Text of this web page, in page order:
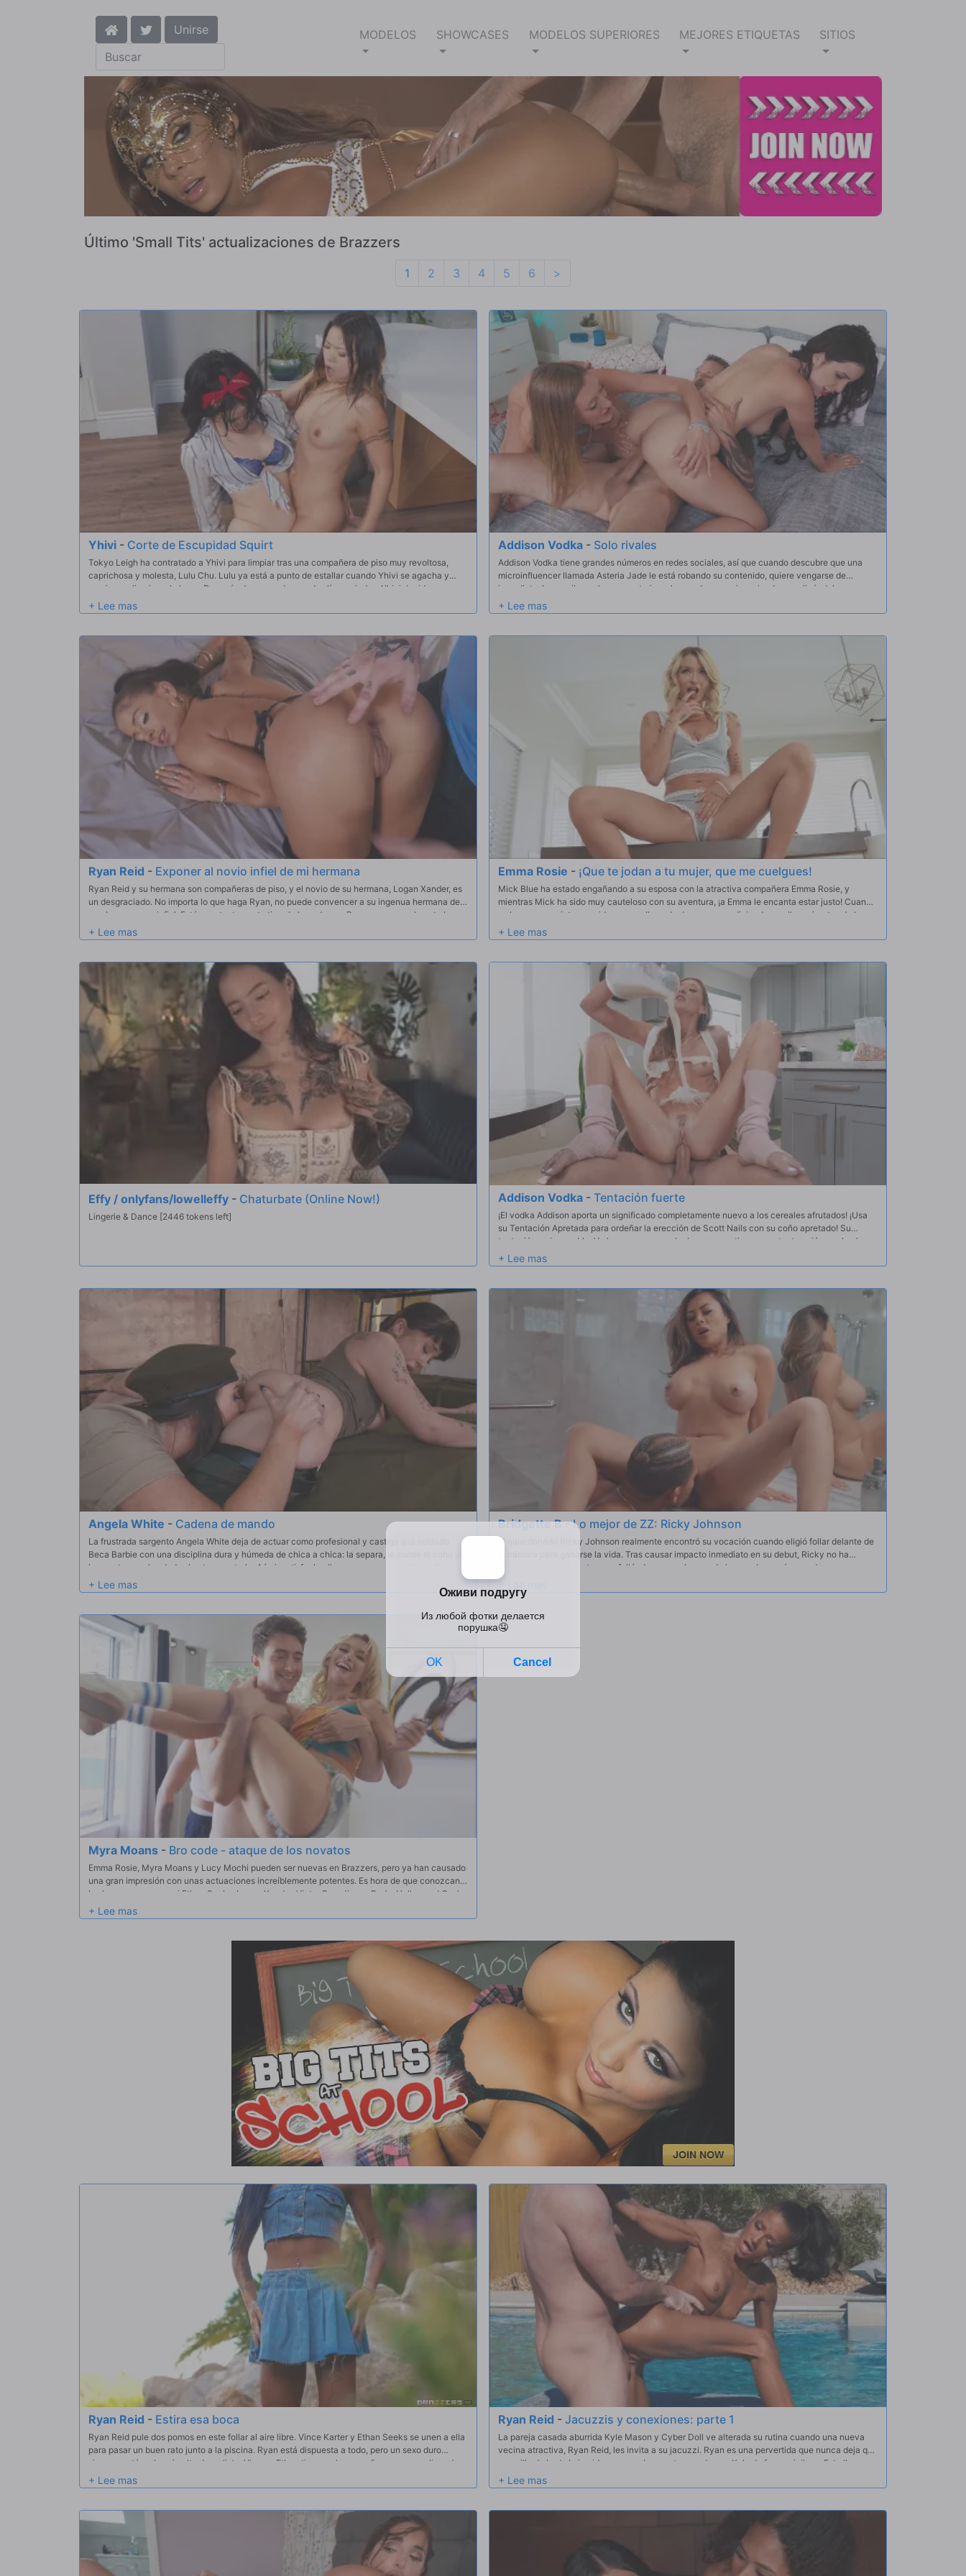
Unirse MODELOS SHOWCASES MODELOS SUPERIORES MEJORES ETIQUETAS SITIOS
Último 'Small Tits' actualizaciones de Brazzers
1 2 3 4 5 6 >
Yhivi - Corte de Escupidad Squirt
Tokyo Leigh ha contratado a Yhivi para limpiar tras una compañera de piso muy revoltosa,
caprichosa y molesta, Lulu Chu. Lulu ya está a punto de estallar cuando Yhivi se agacha y
empieza a limpiar, y lo hace. Después de un par de grandes líos mojados, Yhivi decide que
ambas pueden jugar a su juego de aguafiestas y monta un gran desastre mojado para frotarle
la cara a Lulu.
Addison Vodka - Solo rivales
Addison Vodka tiene grandes números en redes sociales, así que cuando descubre que una
microinfluencer llamada Asteria Jade le está robando su contenido, quiere vengarse de
inmediato. Le escribe en los comentarios y le manda mensajes privados, suplicándole que pare
y amenazándola con mensajes traviesos. ¡Al villano Asteria le da igual! Así que Addison y su
amigo Scott Nails aparecen en casa de Asteria; para su sorpresa, ella se muestra arrogante
sí lo ha conseguido! Addison ya ha oído suficiente; ahora, es hora de darle una lección a
Asteria sobre hacer amenazas que no puede cobrar.
Ryan Reid - Exponer al novio infiel de mi hermana
Ryan Reid y su hermana son compañeras de piso, y el novio de su hermana, Logan Xander, es
un desgraciado. No importa lo que haga Ryan, no puede convencer a su ingenua hermana de
que Logan es un infiel. Está constantemente tirando la onda con Ryan, que normalmente lo
ignora. Esta vez, sin embargo, tiene un plan audaz: va a usar sus obsesiones con el sexo anal
para exponerlo. Resulta que Logan tiene una polla enorme y sabe cómo pelear, así que Ryan se
Emma Rosie - ¡Que te jodan a tu mujer, que me cuelgues!
Mick Blue ha estado engañando a su esposa con la atractiva compañera Emma Rosie, y
mientras Mick ha sido muy cauteloso con su aventura, ¡a Emma le encanta estar justo! Cuando
su broma se ve interrumpida por una llamada de su esposa diciendo que llegará antes de lo
esperado, Mick se apresura a sacar a Emma de su casa antes de que le pillen. Emma, sin
embargo, hará todo lo posible por conseguir un sexo rápido y sucio antes de irse. Ella le
rechazar una oferta tan tentadora? ¡Pero tendrán que ser muy sigilosos con eso!
Effy / onlyfans/lowelleffy - Chaturbate (Online Now!)
Lingerie & Dance [2446 tokens left]
Addison Vodka - Tentación fuerte
¡El vodka Addison aporta un significado completamente nuevo a los cereales afrutados! ¡Usa
su Tentación Apretada para ordeñar la erección de Scott Nails con su coño apretado! Su
tentación es innegable; Verla empaparse en leche y convertirse en un tentempié es solo el
comienzo de esta aventura en bruto.
Angela White - Cadena de mando
La frustrada sargento Angela White deja de actuar como profesional y castiga a la soldado
Beca Barbie con una disciplina dura y húmeda de chica a chica: la separa, le comie el coño y
la penetra con los dedos hasta someterla. Aún insatisfecha, llama a su segundo, Victor Ray,
para que le lleve la lección a casa con un trío duro e implacable.
Bridgette B-Lo mejor de ZZ: Ricky Johnson
El galardonado Ricky Johnson realmente encontró su vocación cuando eligió follar delante de
la cámara para ganarse la vida. Tras causar impacto inmediato en su debut, Ricky no ha
mirado atrás desde entonces, follándose con algunos de los nombres más grandes y
candentes que Brazzers puede ofrecer a lo largo de su ya notable carrera. Hemos
seleccionado algunos de los grandes éxitos de Ricky en esta recopilación, una que nos
actúe.
Myra Moans - Bro code - ataque de los novatos
Emma Rosie, Myra Moans y Lucy Mochi pueden ser nuevas en Brazzers, pero ya han causado
una gran impresión con unas actuaciones increíblemente potentes. Es hora de que conozcan a
los hermanos y vean si Ethan Seeks, Logan Xander, Victor Ray, Jimmy Bud y Hollywood Cash
pueden cumplir. Pero antes, ¡es hora de soltarse y divertirse! Con un gran jardín trasero y
mucho para disfrutar, todos se calientan con algunos deportes y un poco de baño desnudo en
de que todos se desnuden para una gran orgía el día de la inauguración.
Ryan Reid - Estira esa boca
Ryan Reid pule dos pomos en este follar al aire libre. Vince Karter y Ethan Seeks se unen a ella
para pasar un buen rato junto a la piscina. Ryan está dispuesta a todo, pero un sexo duro
siempre está en lo más alto de su lista. Vince y Ethan tienen a la pequeña morena suplicando
por más... cuando su boca no esté llena de sus pollas.
Ryan Reid - Jacuzzis y conexiones: parte 1
La pareja casada aburrida Kyle Mason y Cyber Doll ve alterada su rutina cuando una nueva
vecina atractiva, Ryan Reid, les invita a su jacuzzi. Ryan es una pervertida que nunca deja que
un anillo de boda le impida pasar un buen rato, y seduce a Kyle de forma sigilosa. Esto lleva a
que los dos follen después de que Cyber Doll tenga que salir temprano de la bañera. Pero
Cyber Doll pilla a Kyle engañándole y se queda con ganas de vengarse.